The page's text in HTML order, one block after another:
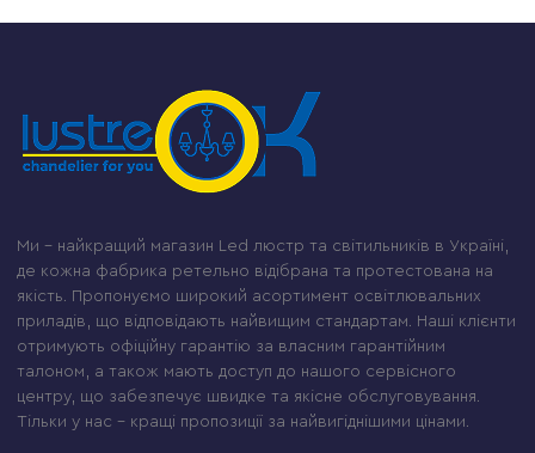
Ми – найкращий магазин Led люстр та світильників в Україні,
де кожна фабрика ретельно відібрана та протестована на
якість. Пропонуємо широкий асортимент освітлювальних
приладів, що відповідають найвищим стандартам. Наші клієнти
отримують офіційну гарантію за власним гарантійним
талоном, а також мають доступ до нашого сервісного
центру, що забезпечує швидке та якісне обслуговування.
Тільки у нас – кращі пропозиції за найвигіднішими цінами.